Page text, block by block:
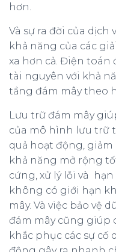
hơn.
Và sự ra đời của
khả năng của các
xa hơn cả. Điện toán
tài nguyên với khả
tầng đám mây theo
Lưu trữ đám mây
của mô hình lưu trữ
quả hoạt động,
khả năng mở rộng
cứng, xử lý lỗi và
không có giới hạn
mây. Và việc bảo vệ
đám mây cũng giúp
khắc phục các sự